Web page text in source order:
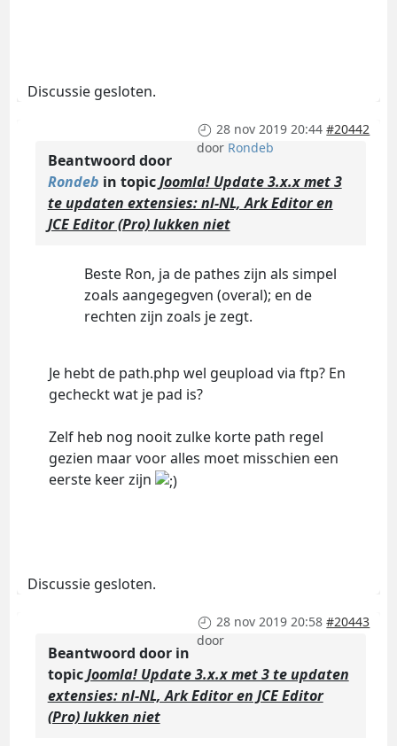
Discussie gesloten.
28 nov 2019 20:44 #20442
door Rondeb
Beantwoord door
Rondeb in topicJoomla! Update 3.x.x met 3
te updaten extensies: nl-NL, Ark Editor en
JCE Editor (Pro) lukken niet
Beste Ron, ja de pathes zijn als simpel
zoals aangegegven (overal); en de
rechten zijn zoals je zegt.
Je hebt de path.php wel geupload via ftp? En
gecheckt wat je pad is?
Zelf heb nog nooit zulke korte path regel
gezien maar voor alles moet misschien een
eerste keer zijn
Discussie gesloten.
28 nov 2019 20:58 #20443
door
Beantwoord door in
topicJoomla! Update 3.x.x met 3 te updaten
extensies: nl-NL, Ark Editor en JCE Editor
(Pro) lukken niet